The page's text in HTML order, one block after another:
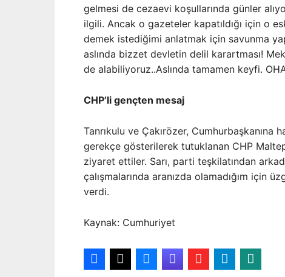
gelmesi de cezaevi koşullarında günler
ilgili. Ancak o gazeteler kapatıldığı için o
demek istediğimi anlatmak için savunma
aslında bizzet devletin delil karartması!
de alabiliyoruz..Aslında tamamen keyfi.
CHP’li gençten mesaj
Tanrıkulu ve Çakırözer, Cumhurbaşkanına
gerekçe gösterilerek tutuklanan CHP
ziyaret ettiler. Sarı, parti teşkilatından
çalışmalarında aranızda olamadığım için
verdi.
Kaynak: Cumhuriyet